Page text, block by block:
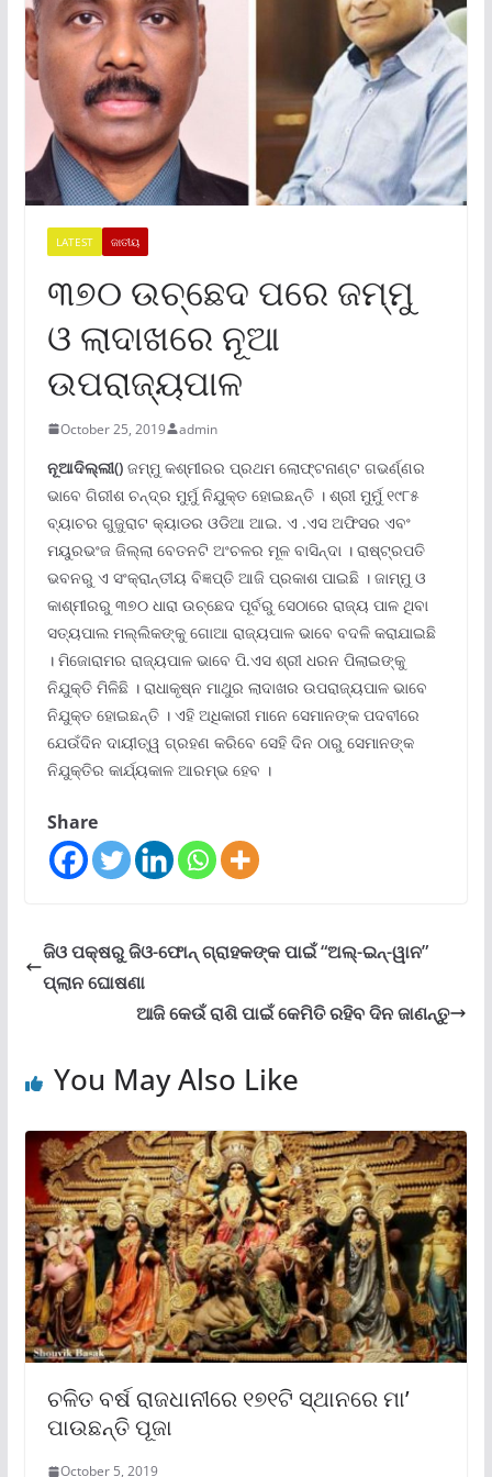
LATEST ଜାତୀୟ
୩୭୦ ଉଚ୍ଛେଦ ପରେ ଜମ୍ମୁ
ଓ ଲାଦାଖରେ ନୂଆ
ଉପରାଜ୍ୟପାଳ
October 25, 2019 admin
ନୂଆଦିଲ୍ଲୀ()ଜମ୍ମୁ କଶ୍ମୀରର ପ୍ରଥମ ଲୋଫ୍ଟନାଣ୍ଟ ଗଭର୍ଣ୍ଣର
ଭାବେ ଗିରୀଶ ଚନ୍ଦ୍ର ମୁର୍ମୁ ନିଯୁକ୍ତ ହୋଇଛନ୍ତି । ଶ୍ରୀ ମୁର୍ମୁ ୧୯୮୫
ବ୍ୟାଚର ଗୁଜୁରାଟ କ୍ୟାଡର ଓଡିଆ ଆଇ. ଏ .ଏସ ଅଫିସର ଏବଂ
ମୟୁରଭଂଜ ଜିଲ୍ଲା ବେତନଟି ଅଂଚଳର ମୂଳ ବାସିନ୍ଦା । ରାଷ୍ଟ୍ରପତି
ଭବନରୁ ଏ ସଂକ୍ରାନ୍ତୀୟ ବିଜ୍ଞପ୍ତି ଆଜି ପ୍ରକାଶ ପାଇଛି । ଜାମ୍ମୁ ଓ
କାଶ୍ମୀରରୁ ୩୭୦ ଧାରା ଉଚ୍ଛେଦ ପୂର୍ବରୁ ସେଠାରେ ରାଜ୍ୟ ପାଳ ଥିବା
ସତ୍ୟପାଲ ମଲ୍ଲିକଙ୍କୁ ଗୋଆ ରାଜ୍ୟପାଳ ଭାବେ ବଦଳି କରାଯାଇଛି
। ମିଜୋରାମର ରାଜ୍ୟପାଳ ଭାବେ ପି.ଏସ ଶ୍ରୀ ଧରନ ପିଲାଇଙ୍କୁ
ନିଯୁକ୍ତି ମିଳିଛି । ରାଧାକୃଷ୍ନ ମାଥୁର ଲାଦାଖର ଉପରାଜ୍ୟପାଳ ଭାବେ
ନିଯୁକ୍ତ ହୋଇଛନ୍ତି । ଏହି ଅଧିକାରୀ ମାନେ ସେମାନଙ୍କ ପଦବୀରେ
ଯେଉଁଦିନ ଦାୟୀତ୍ୱ ଗ୍ରହଣ କରିବେ ସେହି ଦିନ ଠାରୁ ସେମାନଙ୍କ
ନିଯୁକ୍ତିର କାର୍ଯ୍ୟକାଳ ଆରମ୍ଭ ହେବ ।
Share
ଜିଓ ପକ୍ଷରୁ ଜିଓ-ଫୋନ୍ ଗ୍ରାହକଙ୍କ ପାଇଁ “ଅଲ୍-ଇନ୍-ୱାନ”
ପ୍ଲାନ ଘୋଷଣା
ଆଜି କେଉଁ ରାଶି ପାଇଁ କେମିତି ରହିବ ଦିନ ଜାଣନ୍ତୁ
You May Also Like
ଚଳିତ ବର୍ଷ ରାଜଧାନୀରେ ୧୭୧ଟି ସ୍ଥାନରେ ମା’
ପାଉଛନ୍ତି ପୂଜା
October 5, 2019